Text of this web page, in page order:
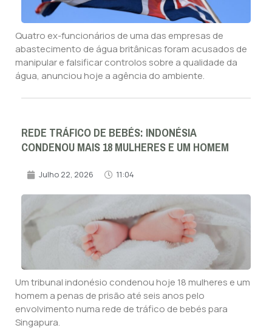
Quatro ex-funcionários de uma das empresas de
abastecimento de água britânicas foram acusados de
manipular e falsificar controlos sobre a qualidade da
água, anunciou hoje a agência do ambiente.
REDE TRÁFICO DE BEBÉS: INDONÉSIA
CONDENOU MAIS 18 MULHERES E UM HOMEM
Julho 22, 2026 11:04
Um tribunal indonésio condenou hoje 18 mulheres e um
homem a penas de prisão até seis anos pelo
envolvimento numa rede de tráfico de bebés para
Singapura.